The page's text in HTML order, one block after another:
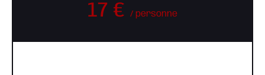
17 € / personne